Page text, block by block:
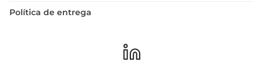
Política de entrega